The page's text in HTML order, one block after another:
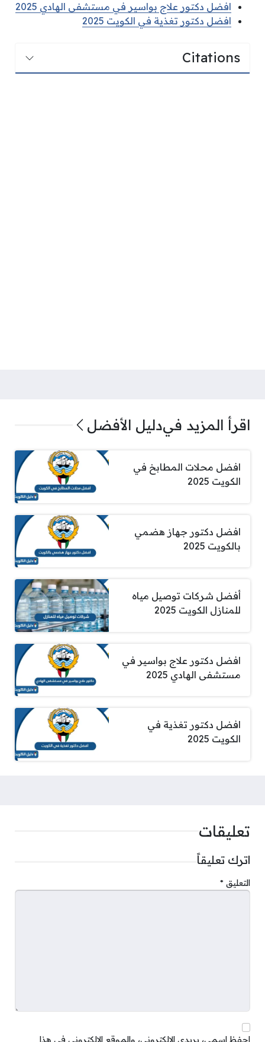
افضل دكتور علاج بواسير في مستشفى الهادي 2025
افضل دكتور تغذية في الكويت 2025
Citations
اقرأ المزيد فيدليل الأفضل
افضل محلات المطابخ في
الكويت 2025
افضل دكتور جهاز هضمي
بالكويت 2025
أفضل شركات توصيل مياه
للمنازل الكويت 2025
افضل دكتور علاج بواسير في
مستشفى الهادي 2025
افضل دكتور تغذية في
الكويت 2025
تعليقات
اترك تعليقاً
التعليق *
احفظ اسمي، بريدي الإلكتروني، والموقع الإلكتروني في هذا